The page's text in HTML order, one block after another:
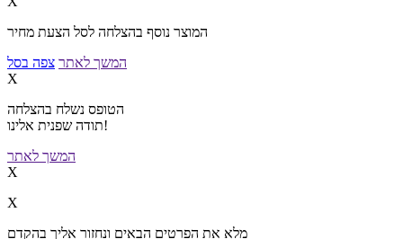
המוצר נוסף בהצלחה לסל הצעת מחיר
המשך לאתר צפה בסל
X
הטופס נשלח בהצלחה
תודה שפנית אלינו!
המשך לאתר
X
X
מלא את הפרטים הבאים ונחזור אליך בהקדם